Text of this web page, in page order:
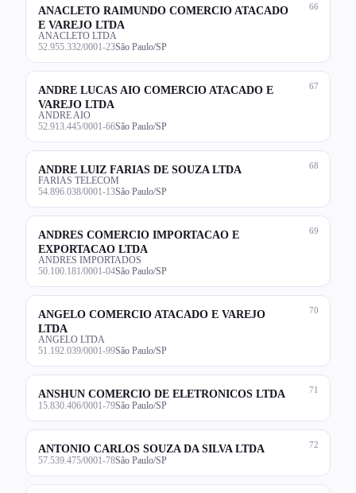
66
ANACLETO RAIMUNDO COMERCIO ATACADO
E VAREJO LTDA
ANACLETO LTDA
52.955.332/0001-23São Paulo/SP
67
ANDRE LUCAS AIO COMERCIO ATACADO E
VAREJO LTDA
ANDRE AIO
52.913.445/0001-66São Paulo/SP
68
ANDRE LUIZ FARIAS DE SOUZA LTDA
FARIAS TELECOM
54.896.038/0001-13São Paulo/SP
69
ANDRES COMERCIO IMPORTACAO E
EXPORTACAO LTDA
ANDRES IMPORTADOS
50.100.181/0001-04São Paulo/SP
70
ANGELO COMERCIO ATACADO E VAREJO
LTDA
ANGELO LTDA
51.192.039/0001-99São Paulo/SP
71
ANSHUN COMERCIO DE ELETRONICOS LTDA
15.830.406/0001-79São Paulo/SP
72
ANTONIO CARLOS SOUZA DA SILVA LTDA
57.539.475/0001-78São Paulo/SP